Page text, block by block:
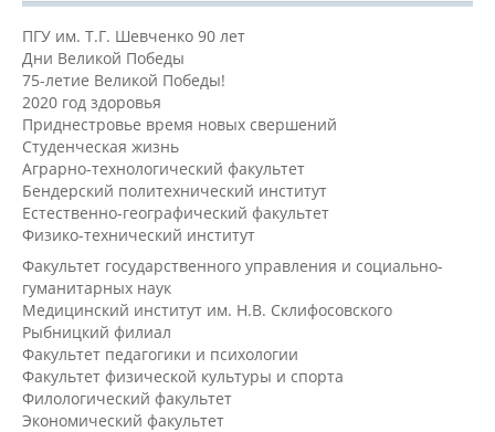
ПГУ им. Т.Г. Шевченко 90 лет
Дни Великой Победы
75-летие Великой Победы!
2020 год здоровья
Приднестровье время новых свершений
Студенческая жизнь
Аграрно-технологический факультет
Бендерский политехнический институт
Естественно-географический факультет
Физико-технический институт
Факультет государственного управления и социально-
гуманитарных наук
Медицинский институт им. Н.В. Склифосовского
Рыбницкий филиал
Факультет педагогики и психологии
Факультет физической культуры и спорта
Филологический факультет
Экономический факультет